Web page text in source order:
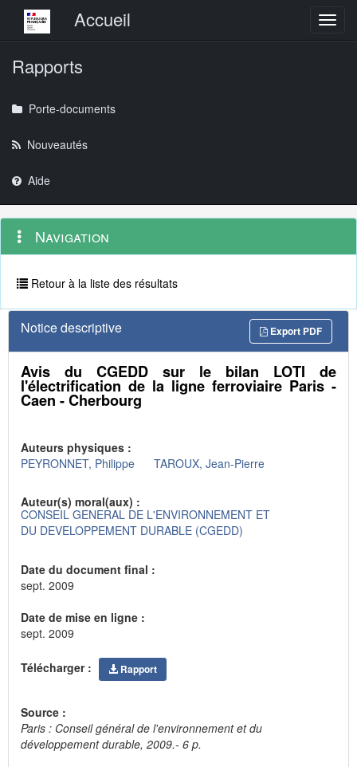
Menu principalAccueil
Rapports
Porte-documents
Nouveautés
Aide
Navigation
outils
Menu
contextuel
Navigation
Retour à la liste des résultats
Notice descriptive Export PDF
Avis du CGEDD sur le bilan LOTI de
l'électrification de la ligne ferroviaire Paris -
Caen - Cherbourg
Auteurs physiques :
PEYRONNET, Philippe
TAROUX, Jean-Pierre
Auteur(s) moral(aux) :
CONSEIL GENERAL DE L'ENVIRONNEMENT ET
DU DEVELOPPEMENT DURABLE (CGEDD)
Date du document final :
sept. 2009
Date de mise en ligne :
sept. 2009
Télécharger : Rapport
Source :
Paris : Conseil général de l'environnement et du
développement durable, 2009.- 6 p.